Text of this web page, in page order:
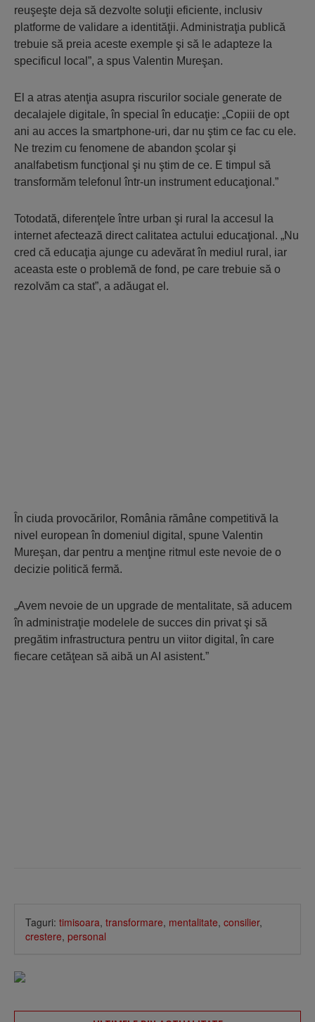
reuşeşte deja să dezvolte soluţii eficiente, inclusiv
platforme de validare a identităţii. Administraţia publică
trebuie să preia aceste exemple şi să le adapteze la
specificul local”, a spus Valentin Mureşan.
El a atras atenţia asupra riscurilor sociale generate de
decalajele digitale, în special în educaţie: „Copiii de opt
ani au acces la smartphone-uri, dar nu ştim ce fac cu ele.
Ne trezim cu fenomene de abandon şcolar şi
analfabetism funcţional şi nu ştim de ce. E timpul să
transformăm telefonul într-un instrument educaţional.”
Totodată, diferenţele între urban şi rural la accesul la
internet afectează direct calitatea actului educaţional. „Nu
cred că educaţia ajunge cu adevărat în mediul rural, iar
aceasta este o problemă de fond, pe care trebuie să o
rezolvăm ca stat”, a adăugat el.
În ciuda provocărilor, România rămâne competitivă la
nivel european în domeniul digital, spune Valentin
Mureşan, dar pentru a menţine ritmul este nevoie de o
decizie politică fermă.
„Avem nevoie de un upgrade de mentalitate, să aducem
în administraţie modelele de succes din privat şi să
pregătim infrastructura pentru un viitor digital, în care
fiecare cetăţean să aibă un AI asistent.”
Taguri: timisoara, transformare, mentalitate, consilier,
crestere, personal